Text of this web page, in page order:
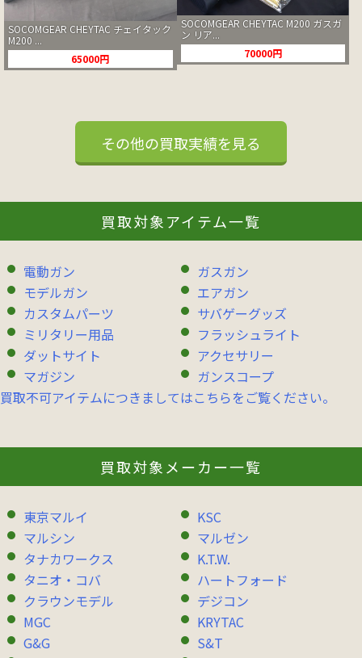
SOCOMGEAR CHEYTAC チェイタック
M200 ...
65000円
SOCOMGEAR CHEYTAC M200 ガスガ
ン リア...
70000円
その他の買取実績を見る
買取対象アイテム一覧
電動ガン
ガスガン
モデルガン
エアガン
カスタムパーツ
サバゲーグッズ
ミリタリー用品
フラッシュライト
ダットサイト
アクセサリー
マガジン
ガンスコープ
買取不可アイテムにつきましてはこちらをご覧ください。
買取対象メーカー一覧
東京マルイ
KSC
マルシン
マルゼン
タナカワークス
K.T.W.
タニオ・コバ
ハートフォード
クラウンモデル
デジコン
MGC
KRYTAC
G&G
S&T